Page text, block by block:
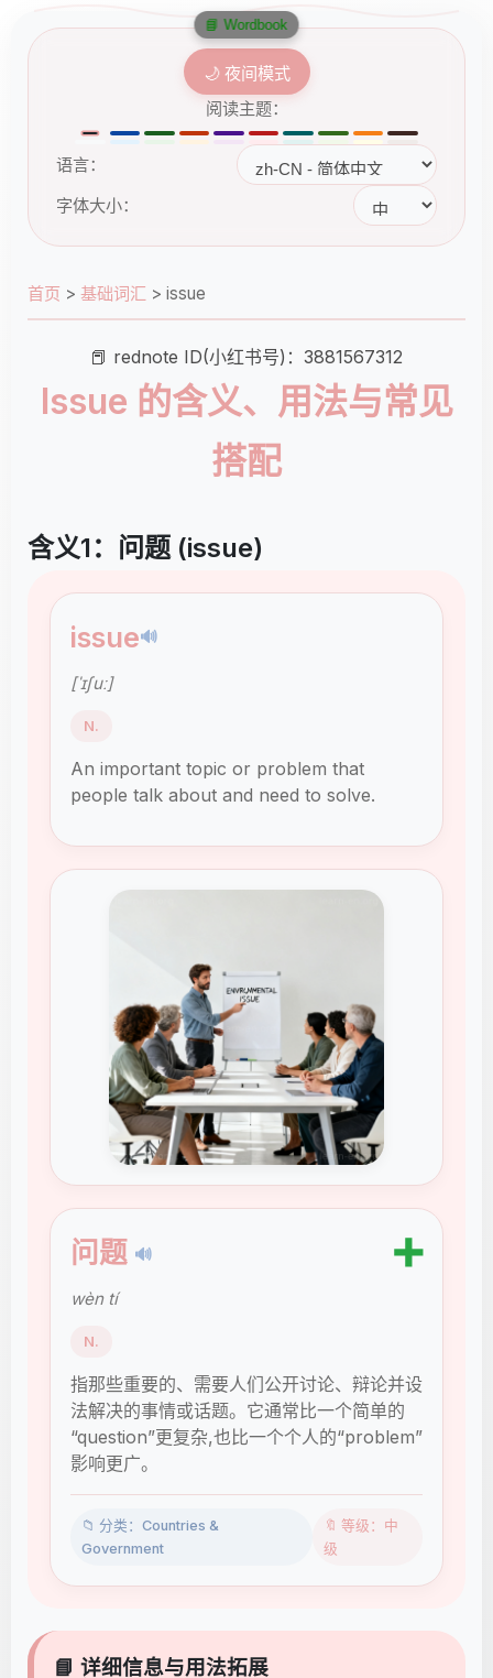
🌙 夜间模式
阅读主题：
语言：
字体大小：
首页 > 基础词汇 > issue
📕 rednote ID(小红书号)：3881567312
Issue 的含义、用法与常见
搭配
含义1：问题 (issue)
issue🔊
[ˈɪʃuː]
N.
An important topic or problem that
people talk about and need to solve.
问题 🔊 ➕
wèn tí
N.
指那些重要的、需要人们公开讨论、辩论并设
法解决的事情或话题。它通常比一个简单的
“question”更复杂,也比一个个人的“problem”
影响更广。
📁 分类：Countries &
Government
🔖 等级：中
级
📘 详细信息与用法拓展
📘 Wordbook